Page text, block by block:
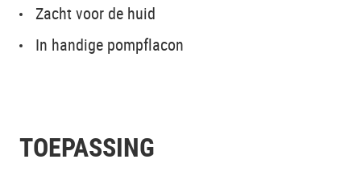
Zacht voor de huid
In handige pompflacon
TOEPASSING